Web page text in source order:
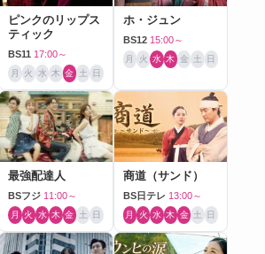
ピンクのリップス
ティック
BS11 17:00～
月 火 水 木 金 土 日
ホ・ジュン
BS12 15:00～
月 火 水 木 金 土 日
最強配達人
BSフジ 11:00～
月 火 水 木 金 土 日
商道（サンド）
BS日テレ 13:00～
月 火 水 木 金 土 日